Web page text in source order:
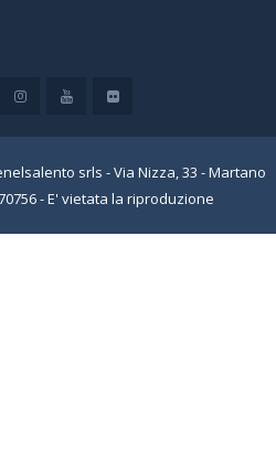
srls - Via Nizza, 33 - Martano
- E' vietata la riproduzione